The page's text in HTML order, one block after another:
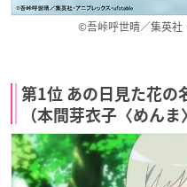
©吾峠呼世晴／集英
第1位 あの日見た花の
（本間芽衣子〈めん